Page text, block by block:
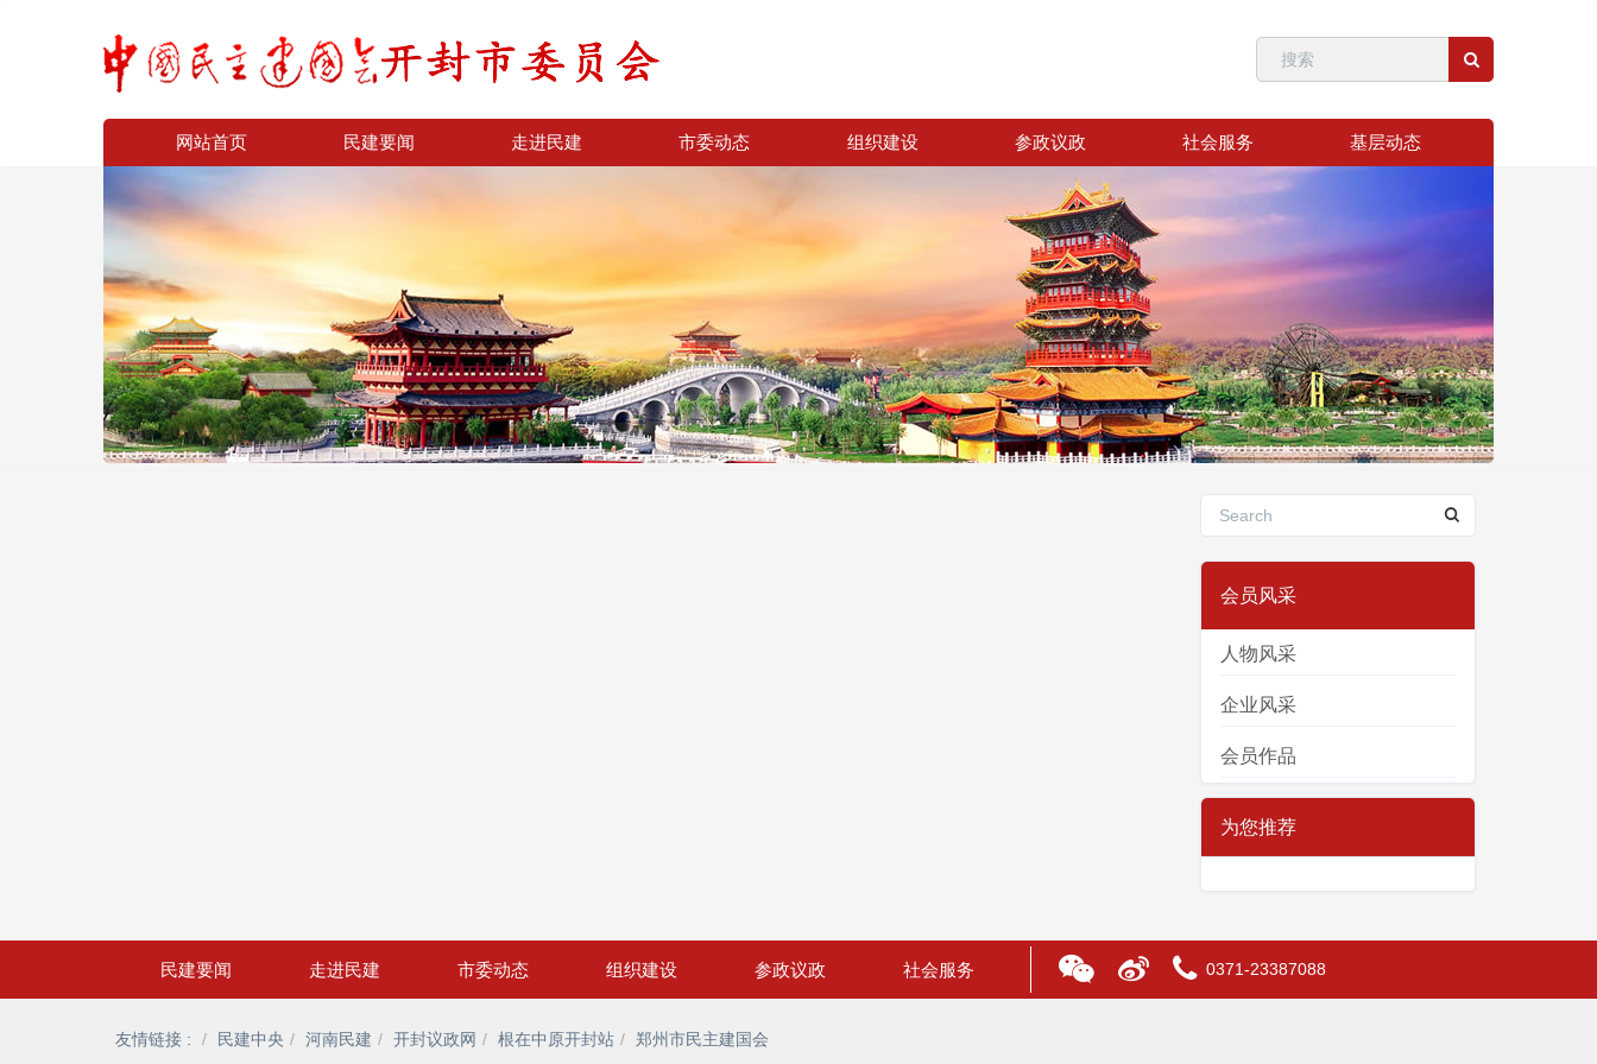
网站首页 民建要闻 走进民建 市委动态 组织建设 参政议政 社会服务 基层动态
会员风采
人物风采
企业风采
会员作品
为您推荐
民建要闻 走进民建 市委动态 组织建设 参政议政 社会服务 0371-23387088
友情链接 : 民建中央 河南民建 开封议政网 根在中原开封站 郑州市民主建国会